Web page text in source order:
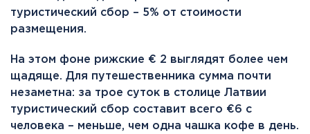
туристический сбор – 5% от стоимости
размещения.
На этом фоне рижские € 2 выглядят более чем
щадяще. Для путешественника сумма почти
незаметна: за трое суток в столице Латвии
туристический сбор составит всего €6 с
человека – меньше, чем одна чашка кофе в день.